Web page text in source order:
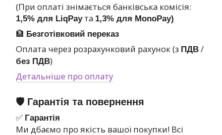
(При оплаті знімається банківська комісія:
1,5% для LiqPayта 1,3% для MonoPay)
🏦 Безготівковий переказ
Оплата через розрахунковий рахунок (з ПДВ /
без ПДВ)
Детальніше про оплату
🛡 Гарантія та повернення
✅ Гарантія
Ми дбаємо про якість вашої покупки! Всі